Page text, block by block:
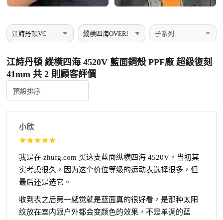
江詩丹頓 縱橫四海 4520V 藍面鋼殼 PPF廠 超級復刻
41mm 共 2 則顧客評價
小欣
★★★★★
我是在 zhufg.com 买这支蓝面纵横四海 4520V，当初其
实考虑很久，因为这个价位等级的运动表选择很多，但
最后还是选它。
收到表之后第一感觉就是蓝面真的很好看，是那种太阳
纹放在室内跟户外都会变颜色的效果，不是单调的蓝